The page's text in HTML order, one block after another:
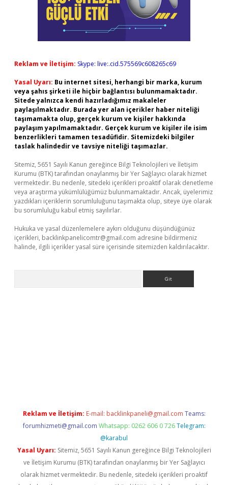
Reklam ve İletişim: Skype: live:.cid.575569c608265c69
Yasal Uyarı: Bu internet sitesi, herhangi bir marka, kurum
veya şahıs şirketi ile hiçbir bağlantısı bulunmamaktadır.
Sitede yalnızca kendi hazırladığımız makaleler
paylaşılmaktadır. Burada yer alan içerikler haber niteliği
taşımamakta olup, gerçek kurum ve kişiler hakkında
paylaşım yapılmamaktadır. Gerçek kurum ve kişiler ile isim
benzerlikleri tamamen tesadüfidir. Sitemizdeki bilgiler
taslak halindedir ve tavsiye niteliği taşımazlar.
Sitemiz, 5651 Sayılı Kanun gereğince Bilgi Teknolojileri ve İletişim
Kurumu (BTK) tarafından onaylanmış bir Yer Sağlayıcı olarak hizmet
vermektedir. Bu nedenle, sitedeki içerikleri proaktif olarak denetleme
veya araştırma yükümlülüğümüz bulunmamaktadır. Ancak, üyelerimiz
yazdıkları içeriklerin sorumluluğunu taşımakta olup, siteye üye olarak
bu sorumluluğu kabul etmiş sayılırlar.
Hukuka ve yasal düzenlemelere aykırı olduğunu düşündüğünüz
içerikleri, backlinkpanelicomtr@gmail.com adresine bildirmeniz
halinde, ilgili içerikler yasal süre içerisinde sitemizden kaldırılacaktır.
Reklam ve İletişim: E-mail: backlinkpaneli@gmail.com Teams:
forumhizmeti@gmail.com Whatsapp: 0262 606 0 726 Telegram:
@karabul
Yasal Uyarı: Sitemiz, 5651 Sayılı Kanun gereğince Bilgi Teknolojileri
ve İletişim Kurumu (BTK) tarafından onaylanmış bir Yer Sağlayıcı
olarak hizmet vermektedir. Bu nedenle, sitedeki içerikleri proaktif